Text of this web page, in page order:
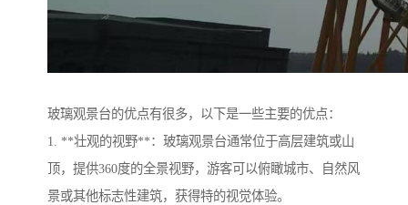
玻璃观景台的优点有很多，以下是一些主要的优点：
1. **壮观的视野**：玻璃观景台通常位于高层建筑或山
顶，提供360度的全景视野，游客可以俯瞰城市、自然风
景或其他标志性建筑，获得特的视觉体验。